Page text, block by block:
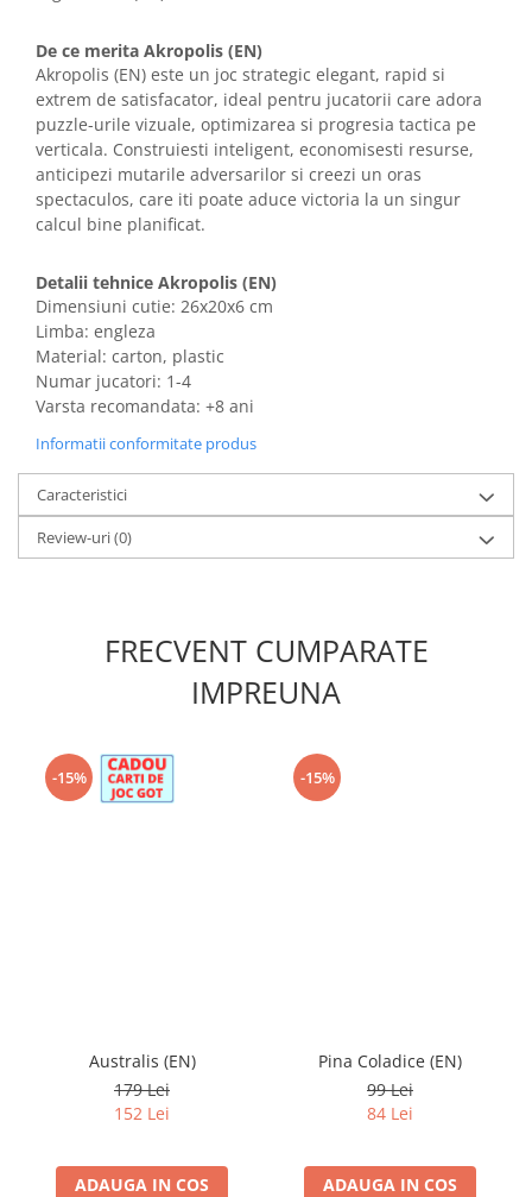
De ce merita Akropolis (EN)
Akropolis (EN) este un joc strategic elegant, rapid si
extrem de satisfacator, ideal pentru jucatorii care adora
puzzle-urile vizuale, optimizarea si progresia tactica pe
verticala. Construiesti inteligent, economisesti resurse,
anticipezi mutarile adversarilor si creezi un oras
spectaculos, care iti poate aduce victoria la un singur
calcul bine planificat.
Detalii tehnice Akropolis (EN)
Dimensiuni cutie: 26x20x6 cm
Limba: engleza
Material: carton, plastic
Numar jucatori: 1-4
Varsta recomandata: +8 ani
Informatii conformitate produs
Caracteristici
Review-uri(0)
FRECVENT CUMPARATE
IMPREUNA
-15%
Australis (EN)
179 Lei
152 Lei
ADAUGA IN COS
-15%
Pina Coladice (EN)
99 Lei
84 Lei
ADAUGA IN COS